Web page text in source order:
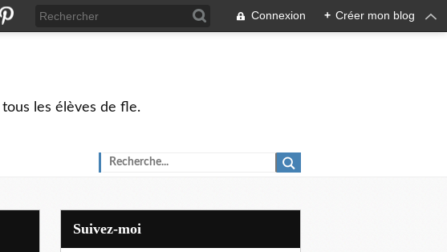
Connexion + Créer mon blog
les élèves de fle.
Suivez-moi